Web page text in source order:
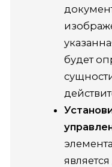
будет